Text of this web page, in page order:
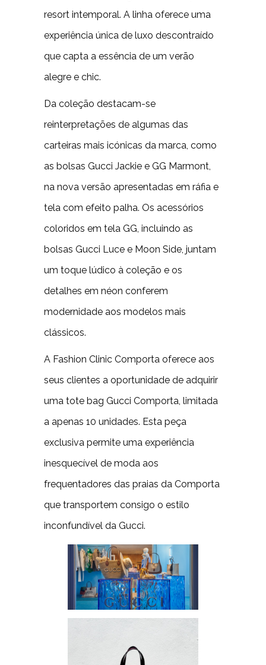
resort intemporal. A linha oferece uma
experiência única de luxo descontraído
que capta a essência de um verão
alegre e chic.
Da coleção destacam-se
reinterpretações de algumas das
carteiras mais icónicas da marca, como
as bolsas Gucci Jackie e GG Marmont,
na nova versão apresentadas em ráfia e
tela com efeito palha. Os acessórios
coloridos em tela GG, incluindo as
bolsas Gucci Luce e Moon Side, juntam
um toque lúdico à coleção e os
detalhes em néon conferem
modernidade aos modelos mais
clássicos.
A Fashion Clinic Comporta oferece aos
seus clientes a oportunidade de adquirir
uma tote bag Gucci Comporta, limitada
a apenas 10 unidades. Esta peça
exclusiva permite uma experiência
inesquecível de moda aos
frequentadores das praias da Comporta
que transportem consigo o estilo
inconfundível da Gucci.